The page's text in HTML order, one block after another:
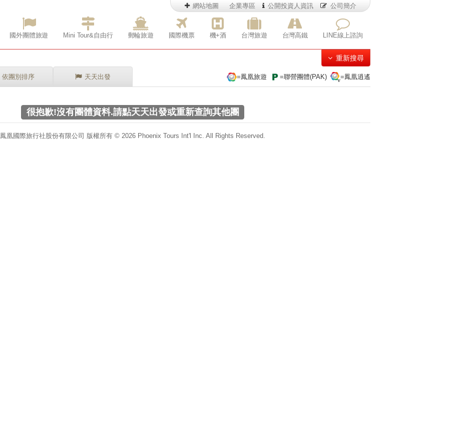
國外團體旅遊 Mini Tour&自由行 郵輪旅遊 國際機票 機+酒 台灣旅遊 台灣高鐵 LINE線上諮詢
網站地圖 企業專區 公開投資人資訊 公司簡介
重新搜尋
依團別排序 天天出發 =鳳凰旅遊 =聯營團體(PAK) =鳳凰逍遙
很抱歉!沒有團體資料.請點天天出發或重新查詢其他團
鳳凰國際旅行社股份有限公司 版權所有 © 2026 Phoenix Tours Int'l Inc. All Rights Reserved.